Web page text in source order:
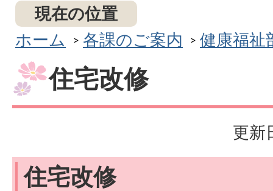
現在の位置
ホーム
各課のご案内 健康福祉
住宅改修
更新
住宅改修